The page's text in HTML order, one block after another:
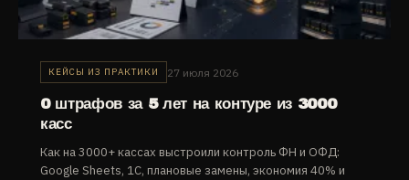
КЕЙСЫ ИЗ ПРАКТИКИ 27 июля 2026
0 штрафов за 5 лет на контуре из 3000
касс
Как на 3000+ кассах выстроили контроль ФН и ОФД:
Google Sheets, 1С, плановые замены, экономия 40% и